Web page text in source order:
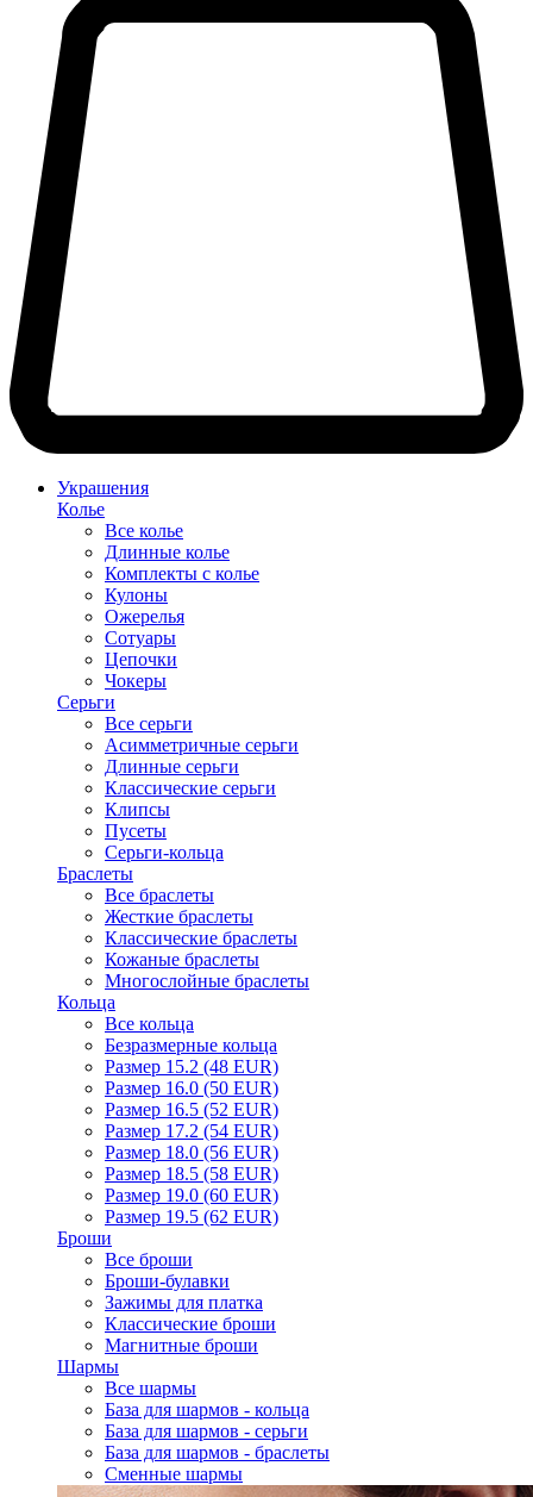
Украшения
Колье
Все колье
Длинные колье
Комплекты с колье
Кулоны
Ожерелья
Сотуары
Цепочки
Чокеры
Серьги
Все серьги
Асимметричные серьги
Длинные серьги
Классические серьги
Клипсы
Пусеты
Серьги-кольца
Браслеты
Все браслеты
Жесткие браслеты
Классические браслеты
Кожаные браслеты
Многослойные браслеты
Кольца
Все кольца
Безразмерные кольца
Размер 15.2 (48 EUR)
Размер 16.0 (50 EUR)
Размер 16.5 (52 EUR)
Размер 17.2 (54 EUR)
Размер 18.0 (56 EUR)
Размер 18.5 (58 EUR)
Размер 19.0 (60 EUR)
Размер 19.5 (62 EUR)
Броши
Все броши
Броши-булавки
Зажимы для платка
Классические броши
Магнитные броши
Шармы
Все шармы
База для шармов - кольца
База для шармов - серьги
База для шармов - браслеты
Сменные шармы